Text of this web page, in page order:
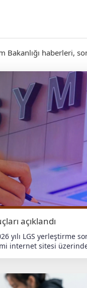
Bakanlığı haberleri,
açıklandı
yılı LGS yerleştirme
internet sitesi
yerel
verilere